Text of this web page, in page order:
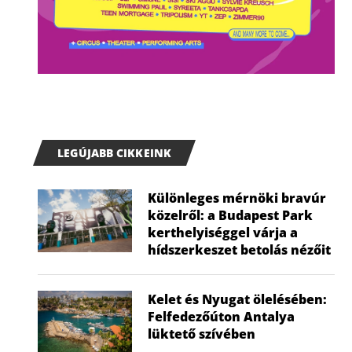
LEGÚJABB CIKKEINK
Különleges mérnöki bravúr
közelről: a Budapest Park
kerthelyiséggel várja a
hídszerkeszet betolás nézőit
Kelet és Nyugat ölelésében:
Felfedezőúton Antalya
lüktető szívében